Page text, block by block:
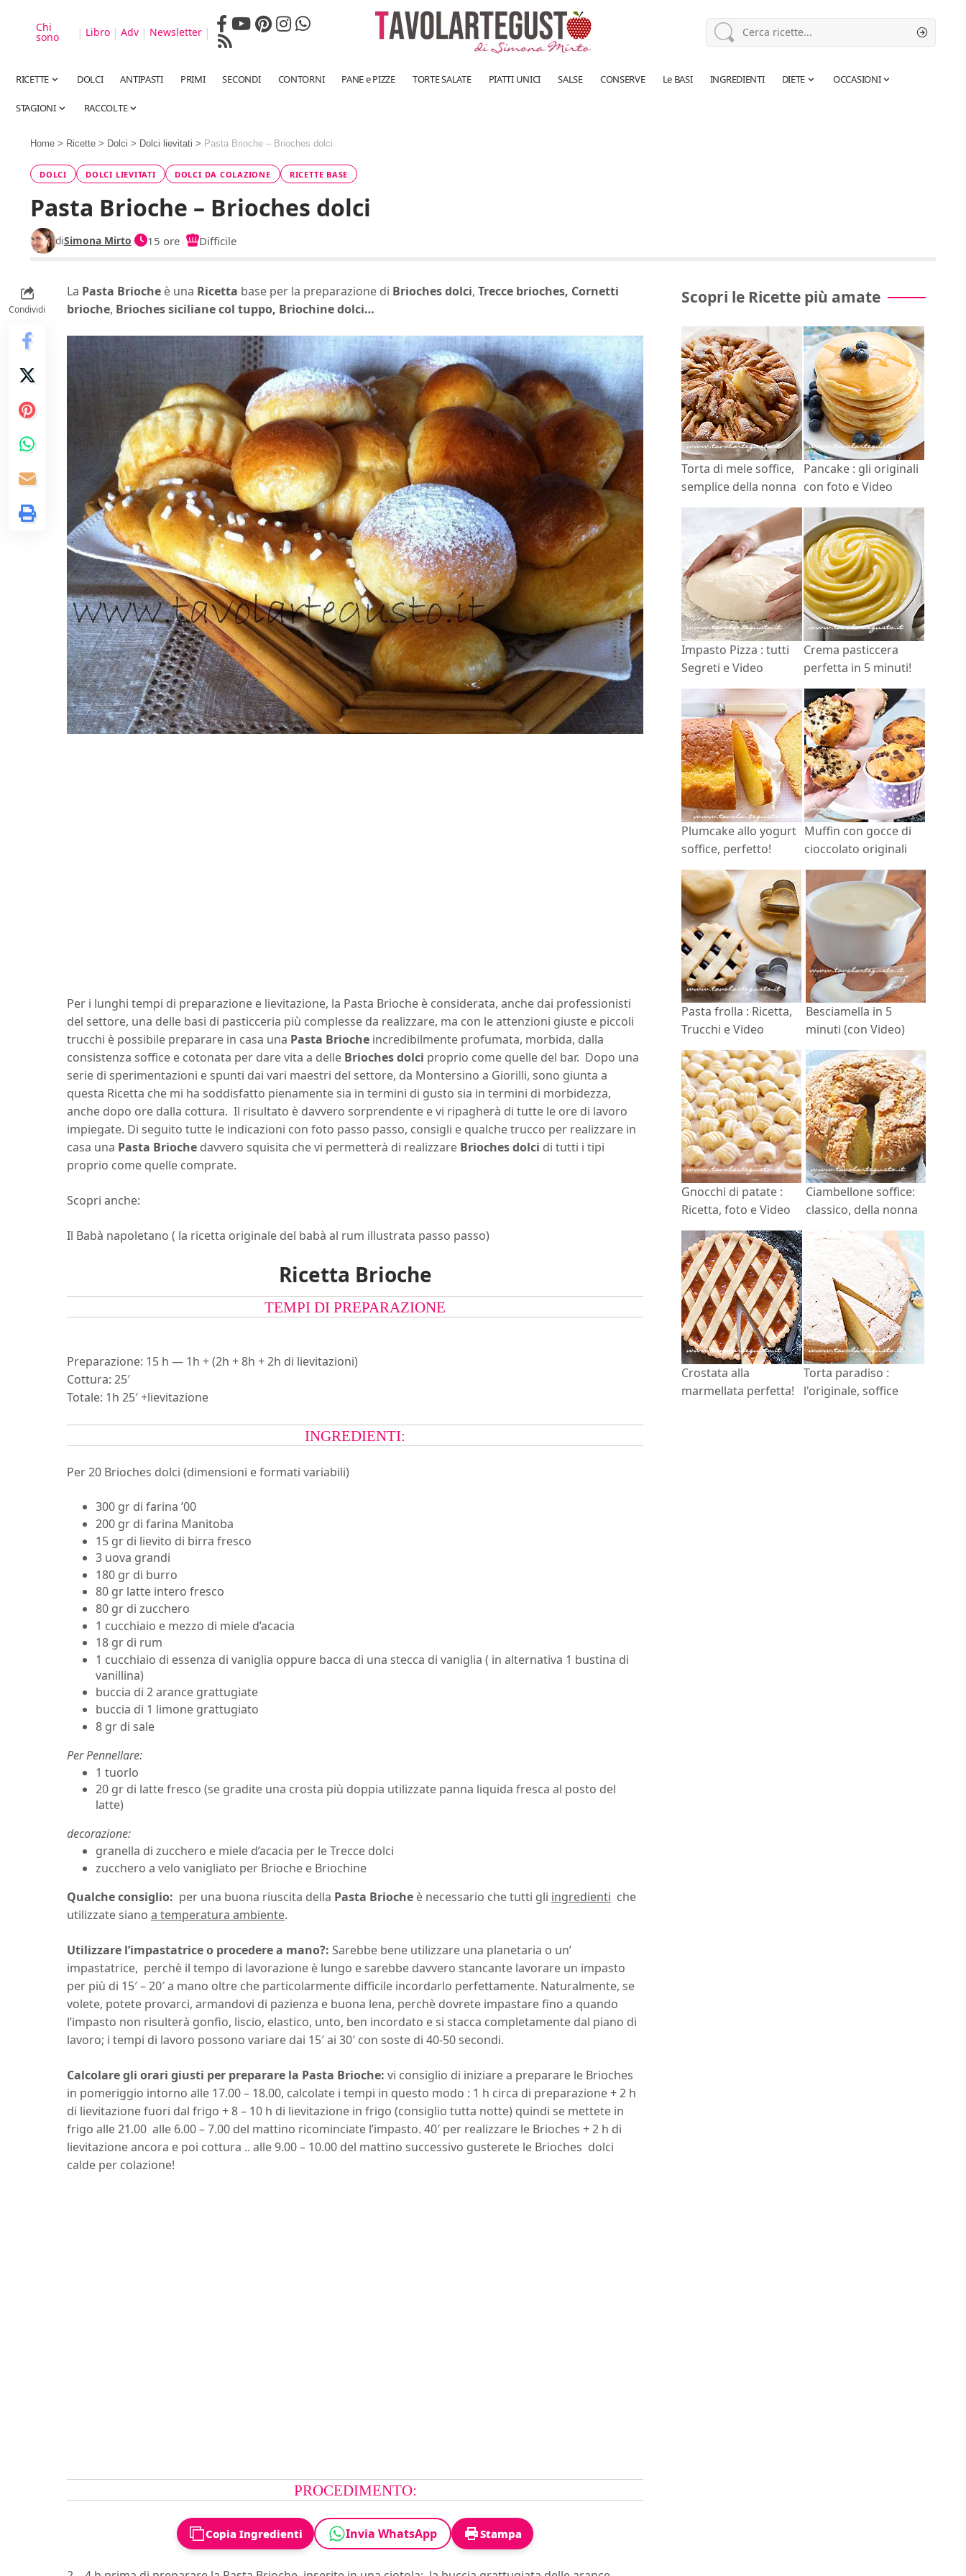
Chi
sono | Libro | Adv | Newsletter |
RICETTE DOLCI ANTIPASTI PRIMI SECONDI CONTORNI PANE e PIZZE TORTE SALATE PIATTI UNICI SALSE CONSERVE Le BASI INGREDIENTI DIETE OCCASIONI
STAGIONI RACCOLTE
Home > Ricette > Dolci > Dolci lievitati > Pasta Brioche – Brioches dolci
DOLCI DOLCI LIEVITATI DOLCI DA COLAZIONE RICETTE BASE
Pasta Brioche – Brioches dolci
diSimona Mirto 15 ore Difficile
Condividi
La Pasta Brioche è una Ricetta base per la preparazione di Brioches dolci, Trecce brioches, Cornetti
brioche, Brioches siciliane col tuppo, Briochine dolci…
Per i lunghi tempi di preparazione e lievitazione, la Pasta Brioche è considerata, anche dai professionisti
del settore, una delle basi di pasticceria più complesse da realizzare, ma con le attenzioni giuste e piccoli
trucchi è possibile preparare in casa una Pasta Brioche incredibilmente profumata, morbida, dalla
consistenza soffice e cotonata per dare vita a delle Brioches dolci proprio come quelle del bar. Dopo una
serie di sperimentazioni e spunti dai vari maestri del settore, da Montersino a Giorilli, sono giunta a
questa Ricetta che mi ha soddisfatto pienamente sia in termini di gusto sia in termini di morbidezza,
anche dopo ore dalla cottura. Il risultato è davvero sorprendente e vi ripagherà di tutte le ore di lavoro
impiegate. Di seguito tutte le indicazioni con foto passo passo, consigli e qualche trucco per realizzare in
casa una Pasta Brioche davvero squisita che vi permetterà di realizzare Brioches dolci di tutti i tipi
proprio come quelle comprate.
Scopri anche:
Il Babà napoletano ( la ricetta originale del babà al rum illustrata passo passo)
Ricetta Brioche
TEMPI DI PREPARAZIONE
Preparazione: 15 h — 1h + (2h + 8h + 2h di lievitazioni)
Cottura: 25′
Totale: 1h 25′ +lievitazione
INGREDIENTI:
Per 20 Brioches dolci (dimensioni e formati variabili)
300 gr di farina ’00
200 gr di farina Manitoba
15 gr di lievito di birra fresco
3 uova grandi
180 gr di burro
80 gr latte intero fresco
80 gr di zucchero
1 cucchiaio e mezzo di miele d’acacia
18 gr di rum
1 cucchiaio di essenza di vaniglia oppure bacca di una stecca di vaniglia ( in alternativa 1 bustina di
vanillina)
buccia di 2arance grattugiate
buccia di 1 limone grattugiato
8 gr di sale
Per Pennellare:
1 tuorlo
20 gr di latte fresco (se gradite una crosta più doppia utilizzate panna liquida fresca al posto del
latte)
decorazione:
granella di zucchero e miele d’acacia per leTrecce dolci
zucchero a velo vanigliato per Brioche e Briochine
Qualche consiglio: per una buona riuscita della Pasta Brioche è necessario che tutti gli ingredienti che
utilizzate siano a temperatura ambiente.
Utilizzare l’impastatrice o procedere a mano?: Sarebbe bene utilizzare una planetaria o un’
impastatrice, perchè il tempo di lavorazione è lungo e sarebbe davvero stancante lavorare un impasto
per più di 15′ – 20′ a mano oltre che particolarmente difficile incordarlo perfettamente. Naturalmente, se
volete, potete provarci, armandovi di pazienza e buona lena, perchè dovrete impastare fino a quando
l’impasto non risulterà gonfio, liscio, elastico, unto, ben incordato e si stacca completamente dal piano di
lavoro; i tempi di lavoro possono variare dai 15′ ai 30′ con soste di 40-50 secondi.
Calcolare gli orari giusti per preparare la Pasta Brioche: vi consiglio di iniziare a preparare le Brioches
in pomeriggio intorno alle 17.00 – 18.00, calcolate i tempi in questo modo : 1 h circa di preparazione + 2 h
di lievitazione fuori dal frigo + 8 – 10 h di lievitazione in frigo (consiglio tutta notte) quindi se mettete in
frigo alle 21.00 alle 6.00 – 7.00 del mattino ricominciate l’impasto. 40′ per realizzare le Brioches + 2 h di
lievitazione ancora e poi cottura .. alle 9.00 – 10.00 del mattino successivo gusterete le Brioches dolci
calde per colazione!
PROCEDIMENTO:
Copia Ingredienti Invia WhatsApp Stampa
Scopri le Ricette più amate
Torta di mele soffice,
semplice della nonna
Pancake : gli originali
con foto e Video
Impasto Pizza : tutti
Segreti e Video
Crema pasticcera
perfetta in 5 minuti!
Plumcake allo yogurt
soffice, perfetto!
Muffin con gocce di
cioccolato originali
Pasta frolla : Ricetta,
Trucchi e Video
Besciamella in 5
minuti (con Video)
Gnocchi di patate :
Ricetta, foto e Video
Ciambellone soffice:
classico, della nonna
Crostata alla
marmellata perfetta!
Torta paradiso :
l'originale, soffice